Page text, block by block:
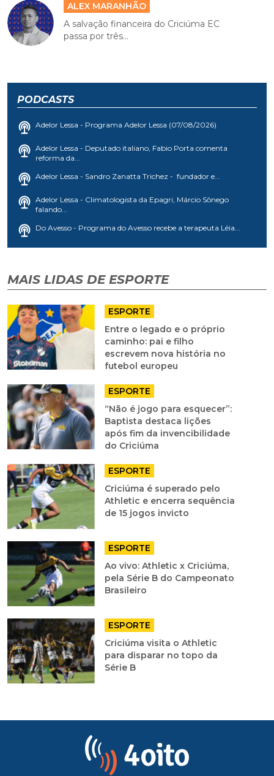
ALEX MARANHÃO
A salvação financeira do Criciúma EC
passa por três...
PODCASTS
Adelor Lessa - Programa Adelor Lessa (07/08/2026)
Adelor Lessa - Deputado italiano, Fabio Porta comenta
reforma da...
Adelor Lessa - Sandro Zanatta Trichez - fundador e...
Adelor Lessa - Climatologista da Epagri, Márcio Sônego
falando...
Do Avesso - Programa do Avesso recebe a terapeuta Léia...
MAIS LIDAS DE ESPORTE
ESPORTE
Entre o legado e o próprio
caminho: pai e filho
escrevem nova história no
futebol europeu
ESPORTE
“Não é jogo para esquecer”:
Baptista destaca lições
após fim da invencibilidade
do Criciúma
ESPORTE
Criciúma é superado pelo
Athletic e encerra sequência
de 15 jogos invicto
ESPORTE
Ao vivo: Athletic x Criciúma,
pela Série B do Campeonato
Brasileiro
ESPORTE
Criciúma visita o Athletic
para disparar no topo da
Série B